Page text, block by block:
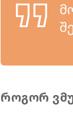
როგორ